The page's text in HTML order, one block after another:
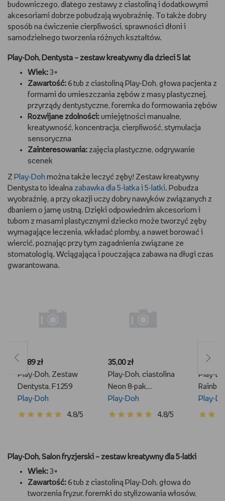
budowniczego, dlatego zestawy z ciastoliną i dodatkowymi
akcesoriami dobrze pobudzają wyobraźnię. To także dobry
sposób na ćwiczenie cierpliwości, sprawności dłoni i
samodzielnego tworzenia różnych kształtów.
Play-Doh, Dentysta – zestaw kreatywny dla dzieci 5 lat
Wiek: 3+
Zawartość: 6 tub z ciastoliną Play-Doh, głowa pacjenta z
formami do umieszczania zębów z masy plastycznej,
przyrządy dentystyczne, foremka do formowania zębów
Rozwijane zdolności: umiejętności manualne,
kreatywność, koncentracja, cierpliwość, stymulacja
sensoryczna
Zainteresowania: zajęcia plastyczne, odgrywanie
scenek
Z Play-Doh można także leczyć zęby! Zestaw kreatywny
Dentysta to idealna zabawka dla 5-latka i 5-latki. Pobudza
wyobraźnię, a przy okazji uczy dobry nawyków związanych z
dbaniem o jamę ustną. Dzięki odpowiednim akcesoriom i
tubom z masami plastycznymi dziecko może tworzyć zęby
wymagające leczenia, wkładać plomby, a nawet borować i
wiercić, poznając przy tym zagadnienia związane ze
stomatologią. Wciągająca i pouczająca zabawa na długi czas
gwarantowana.
Play-Doh, Zestaw
Dentysta, F1259
Play-Doh
4.8/5
67,89 zł
Play-Doh, ciastolina
Neon 8-pak,
E5044/E5063
Play-Doh
4.8/5
35,00 zł
Play-
E5044/
Play-
35,00 zł
Play-Doh, Salon fryzjerski – zestaw kreatywny dla 5-latki
Wiek: 3+
Zawartość: 6 tub z ciastoliną Play-Doh, głowa do
tworzenia fryzur, foremki do stylizowania włosów,